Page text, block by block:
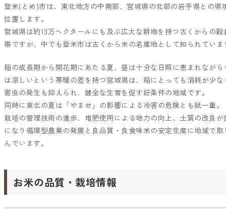
登米(とめ)市は、東北地方の中南部、宮城県の北部の岩手県との県
位置します。
宮城県は約13万ヘクタールにも及ぶ広大な耕地を持つ古くからの穀
帯ですが、中でも登米市は古くから米の名産地として知られていま
稲の成長期から開花期にあたる夏、昼は十分な日照に恵まれながら
は涼しいという寒暖の差を持つ宮城県は、稲にとっても消耗が少な
害虫の発生も抑えられ、健全な生育を促す好条件の地域です。
同時に東北の夏は「やませ」の影響による冷害の危険とも紙一重。
栽培の管理技術の進歩、堆肥使用による地力の向上、土質の改良が
になり循環型農業の発展と良品質・良食味米の安定生産に地域で取
んでいます。
お米の品質・栽培情報